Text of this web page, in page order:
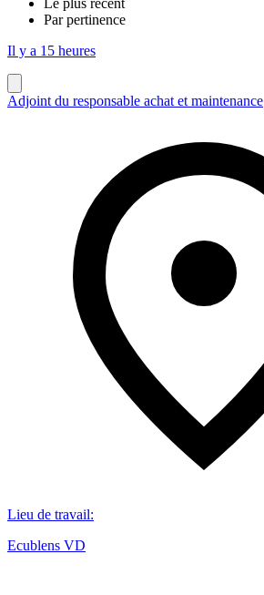
Par pertinence
Il y a 15 heures
Adjoint du responsable achat et maintenance
Lieu de travail:
Ecublens VD